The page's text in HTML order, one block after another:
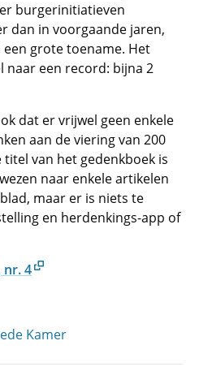
burgerinitiatieven
dan in voorgaande jaren,
grote toename. Het
naar een record: bijna 2
dat er vrijwel geen enkele
aan de viering van 200
titel van het gedenkboek is
naar enkele artikelen
maar er is niets te
en herdenkings-app of
nr. 4
Kamer